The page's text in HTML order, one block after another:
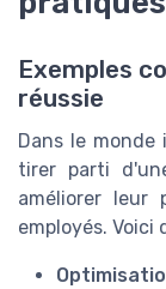
Exemples
réussie
Dans le
tirer parti
améliorer
employés. Voici